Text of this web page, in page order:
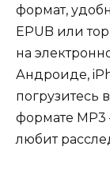
формат,
EPUB или
на
Андроиде,
погрузитесь
формате MP3
любит